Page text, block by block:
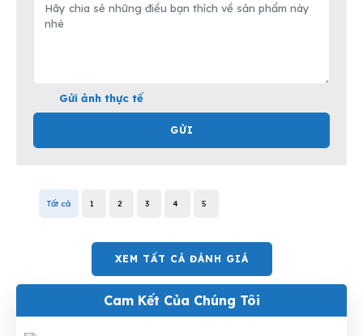
Gửi ảnh thực tế
GỬI
Tất cả 1 2 3 4 5
XEM TẤT CẢ ĐÁNH GIÁ
Cam Kết Của Chúng Tôi